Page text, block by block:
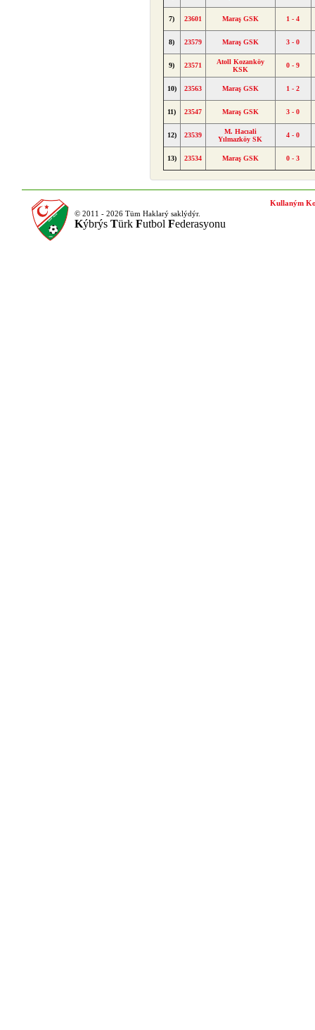
7) 23601 Maraş GSK 1 - 4
8) 23579 Maraş GSK 3 - 0
9) 23571
Atoll Kozanköy
KSK
0 - 9
10) 23563 Maraş GSK 1 - 2
11) 23547 Maraş GSK 3 - 0
12) 23539
M. Hacıali
Yılmazköy SK
4 - 0
13) 23534 Maraş GSK 0 - 3
© 2011 - 2026 Tüm Haklarý saklýdýr.
Kýbrýs Türk Futbol Federasyonu
Kullaným